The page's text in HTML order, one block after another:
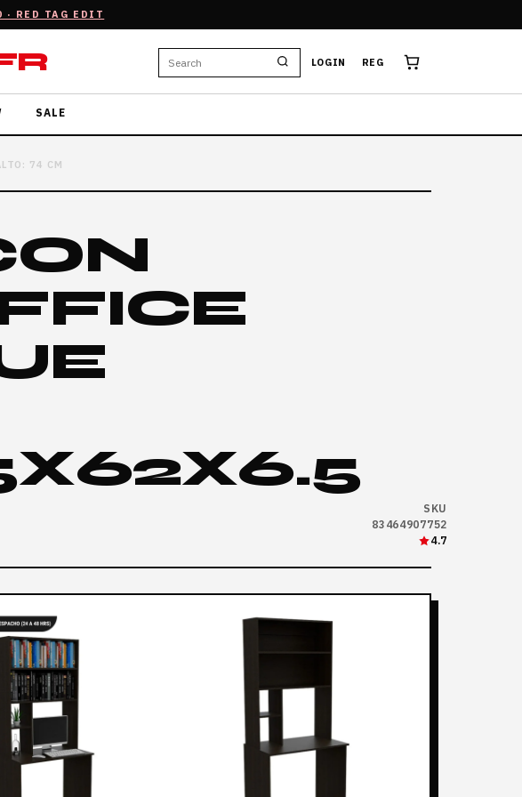
· RED TAG EDIT
LOGIN REG
SALE
74 CM
SKU
83464907752
4.7